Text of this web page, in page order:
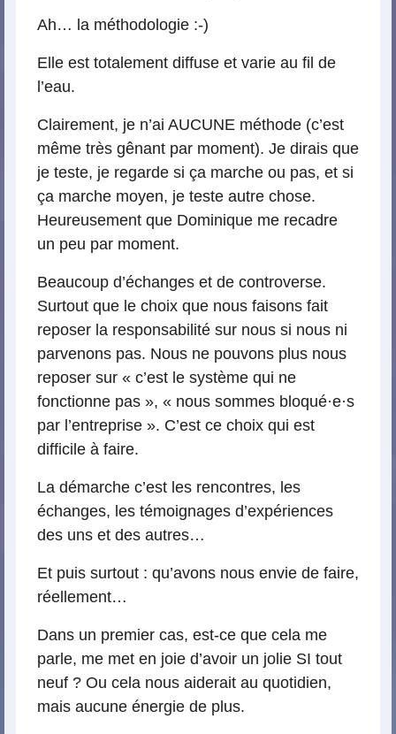
Ah… la méthodologie :-)
Elle est totalement diffuse et varie au fil de
l’eau.
Clairement, je n’ai AUCUNE méthode (c’est
même très gênant par moment). Je dirais que
je teste, je regarde si ça marche ou pas, et si
ça marche moyen, je teste autre chose.
Heureusement que Dominique me recadre
un peu par moment.
Beaucoup d’échanges et de controverse.
Surtout que le choix que nous faisons fait
reposer la responsabilité sur nous si nous ni
parvenons pas. Nous ne pouvons plus nous
reposer sur « c’est le système qui ne
fonctionne pas », « nous sommes bloqué·e·s
par l’entreprise ». C’est ce choix qui est
difficile à faire.
La démarche c’est les rencontres, les
échanges, les témoignages d’expériences
des uns et des autres…
Et puis surtout : qu’avons nous envie de faire,
réellement…
Dans un premier cas, est-ce que cela me
parle, me met en joie d’avoir un jolie SI tout
neuf ? Ou cela nous aiderait au quotidien,
mais aucune énergie de plus.